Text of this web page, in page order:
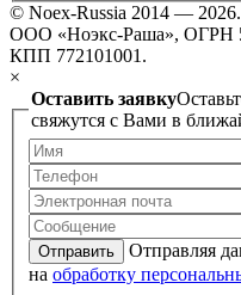
© Noex-Russia 2014 —
ООО «Ноэкс-Раша», ОГРН
КПП 772101001.
×
Оставить заявку
свяжутся с Вами в
Отправить
Отправляя
на обработку